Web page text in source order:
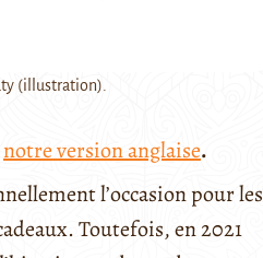
(illustration).
notre version anglaise.
l’occasion pour les
Toutefois, en 2021